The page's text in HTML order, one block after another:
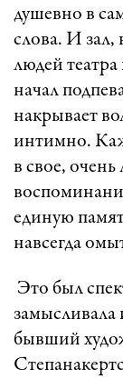
душевно в
слова. И зал,
людей
начал
накрывает
интимно.
в свое,
единую
навсегда
Это был
замысливала
бывший